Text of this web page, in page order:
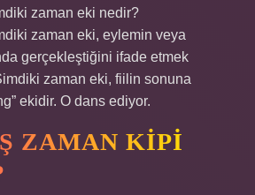
zaman eki nedir?
zaman eki, eylemin veya
gerçekleştiğini ifade etmek
zaman eki, fiilin sonuna
ekidir. O dans ediyor.
ZAMAN KIPI